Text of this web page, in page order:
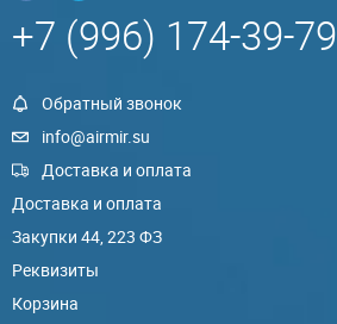
+7 (996) 174-39-79
Обратный звонок
info@airmir.su
Доставка и оплата
Доставка и оплата
Закупки 44, 223 ФЗ
Реквизиты
Корзина